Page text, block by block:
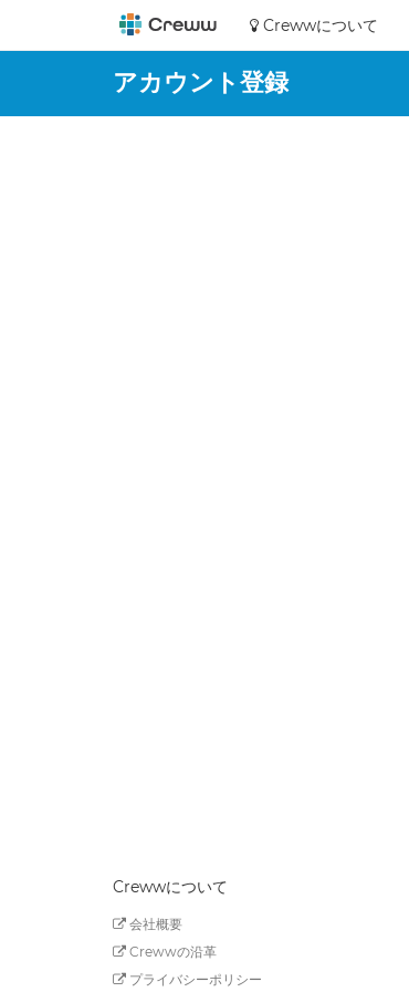
Crewwについて
アカウント登録
Crewwについて
会社概要
Crewwの沿革
プライバシーポリシー